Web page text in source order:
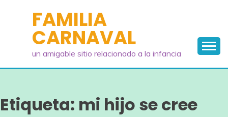
contenidoFAMILIA
CARNAVAL
un amigable sitio relacionado a la infancia
Etiqueta: mi hijo se cree